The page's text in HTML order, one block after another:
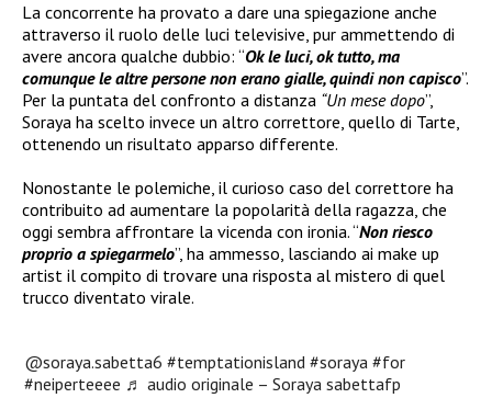
La concorrente ha provato a dare una spiegazione anche
attraverso il ruolo delle luci televisive, pur ammettendo di
avere ancora qualche dubbio: “Ok le luci, ok tutto, ma
comunque le altre persone non erano gialle, quindi non capisco”.
Per la puntata del confronto a distanza “Un mese dopo”,
Soraya ha scelto invece un altro correttore, quello di Tarte,
ottenendo un risultato apparso differente.
Nonostante le polemiche, il curioso caso del correttore ha
contribuito ad aumentare la popolarità della ragazza, che
oggi sembra affrontare la vicenda con ironia. “Non riesco
proprio a spiegarmelo”, ha ammesso, lasciando ai make up
artist il compito di trovare una risposta al mistero di quel
trucco diventato virale.
@soraya.sabetta6 #temptationisland #soraya #for
#neiperteeee ♬ audio originale – Soraya sabettafp